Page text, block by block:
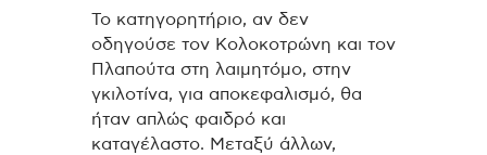
Το κατηγορητήριο, αν δεν
οδηγούσε τον Κολοκοτρώνη και τον
Πλαπούτα στη λαιμητόμο, στην
γκιλοτίνα, για αποκεφαλισμό, θα
ήταν απλώς φαιδρό και
καταγέλαστο. Μεταξύ άλλων,